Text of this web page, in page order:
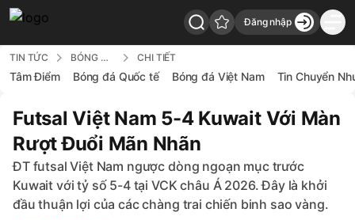
Đăng nhập
TIN TỨC BÓNG ĐÁ VIỆT NAM CHI TIẾT
Tâm Điểm Bóng đá Quốc tế Bóng đá Việt Nam Tin Chuyển
Futsal Việt Nam 5-4 Kuwait Với Màn
Rượt Đuổi Mãn Nhãn
ĐT futsal Việt Nam ngược dòng ngoạn mục trước
Kuwait với tỷ số 5-4 tại VCK châu Á 2026. Đây là khởi
đầu thuận lợi của các chàng trai chiến binh sao vàng.